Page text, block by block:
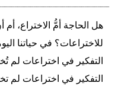
هل الحاجة أمُّ الاختراع،
للاختراعات؟ في حياتنا
التفكير في اختراعات لم
التفكير في اختراعات لم